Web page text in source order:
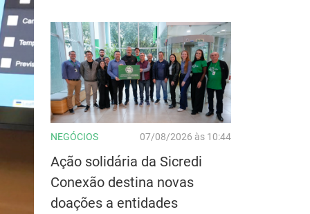
NEGÓCIOS 07/08/2026 às 10:44
Ação solidária da Sicredi
Conexão destina novas
doações a entidades